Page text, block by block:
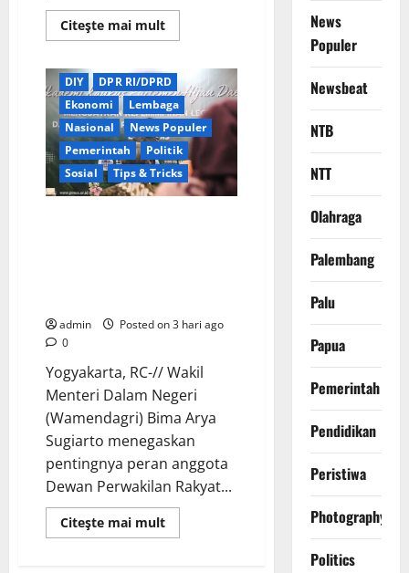
Citeşte mai multRead
more
Sinergi
Nasional,
Presiden
Prabowo
Dialog
Langsung
dengan
150
Periset
Terbaik
DIY
DPR RI/DPRD
Ekonomi
Lembaga
Nasional
News Populer
Pemerintah
Politik
Sosial
Tips & Tricks
admin
Posted on 3 hari ago
0
Yogyakarta, RC-// Wakil
Menteri Dalam Negeri
(Wamendagri) Bima Arya
Sugiarto menegaskan
pentingnya peran anggota
Dewan Perwakilan Rakyat...
Citeşte mai multRead
more
News
Populer
Newsbeat
NTB
NTT
Olahraga
Palembang
Palu
Papua
Pemerintah
Pendidikan
Peristiwa
Photography
Politics